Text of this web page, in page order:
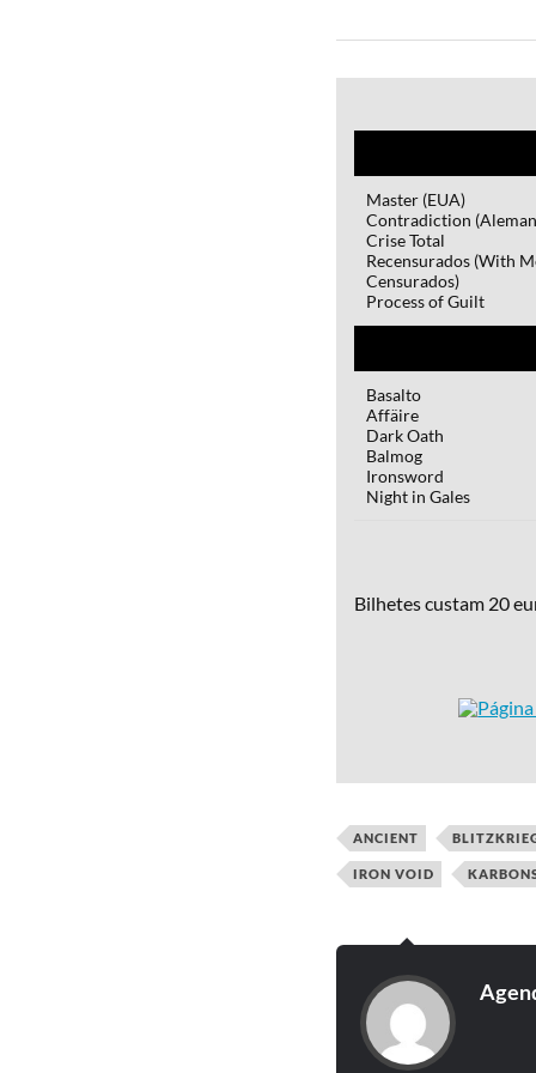
Master (EUA)
Contradiction
Crise Total
Recensurados (With
Censurados)
Process of Guilt
Basalto
Affäire
Dark Oath
Balmog
Ironsword
Night in Gales
Bilhetes custam 20
ANCIENT
IRON VOID